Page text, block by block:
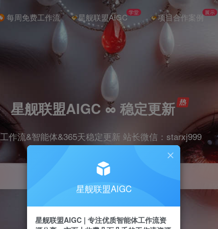
每周免费工作流 星舰联盟AIGC学堂 项目合作案例 展示
星舰联盟AIGC ∞ 稳定更新
工作流&智能体&365天稳定更新 站长微信：starxj999
星舰联盟AIGC
星舰联盟AIGC | 专注优质智能体工作流资